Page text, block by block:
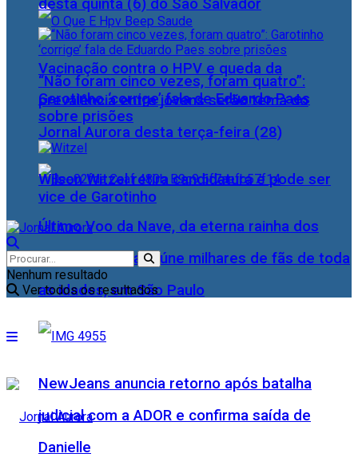
Vacinação contra o HPV e queda da
prevalência entre jovens serão tema do
Jornal Aurora desta terça-feira (28)
Último Voo da Nave, da eterna rainha dos
Baixinhos, Xuxa reúne milhares de fãs de toda
as idades, em São Paulo
NewJeans anuncia retorno após batalha
judicial com a ADOR e confirma saída de
Danielle
desta quinta (6) do São Salvador
“Não foram cinco vezes, foram quatro”:
Garotinho ‘corrige’ fala de Eduardo Paes
sobre prisões
Wilson Witzel retira candidatura e pode ser
vice de Garotinho
Nenhum resultado
Ver todos os resultados